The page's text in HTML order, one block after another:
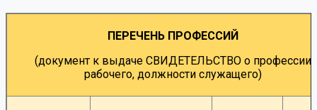
ПЕРЕЧЕНЬ ПРОФЕССИЙ
(документ к выдаче СВИДЕТЕЛЬСТВО о профессии
рабочего, должности служащего)